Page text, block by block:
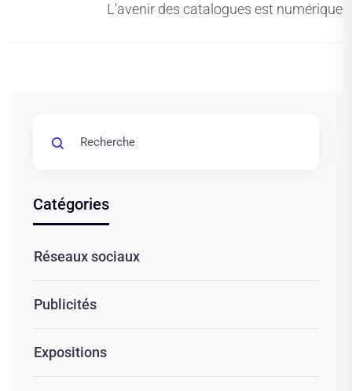
L'avenir des catalogues est numérique
Catégories
Réseaux sociaux
Publicités
Expositions